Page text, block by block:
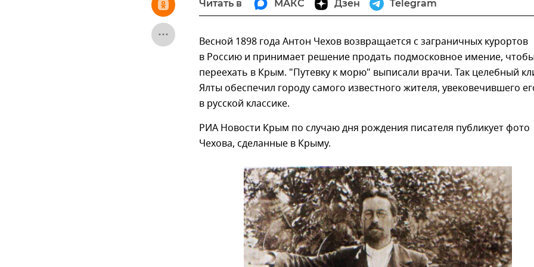
Читать в МАКС Дзен Telegram
Весной 1898 года Антон Чехов возвращается с заграничных курортов
в Россию и принимает решение продать подмосковное имение,
переехать в Крым. "Путевку к морю" выписали врачи. Так целебный
Ялты обеспечил городу самого известного жителя, увековечившего
в русской классике.
РИА Новости Крым по случаю дня рождения писателя публикует фото
Чехова, сделанные в Крыму.